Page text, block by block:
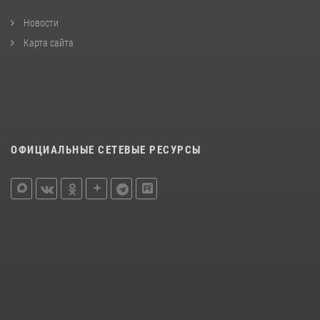
Новости
Карта сайта
ОФИЦИАЛЬНЫЕ СЕТЕВЫЕ РЕСУРСЫ